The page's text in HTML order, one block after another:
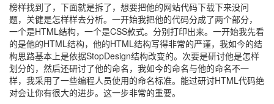
榜样找到了，下面就是拆了，想要把他的网站代码下载下来没问
题，关健是怎样样去分析。一开始我把他的代码分成了两个部分，
一个是HTML结构，一个是CSS款式。分别打印出来。一开始我先看
的是他的HTML结构，他的HTML结构写得非常的严谨，我如今的结
构思路基本上是依据StopDesign结构改变的。次要是研讨他是怎样
划分的，然后还研讨了他的命名，我如今的命名与他的命名不一
样，我采用了一些编程人员使用的命名标准。能过研讨HTML代码绝
对会让你有很大的进步。这一步非常的重要。